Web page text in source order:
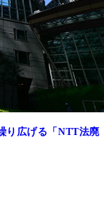
り広げる「NTT法廃